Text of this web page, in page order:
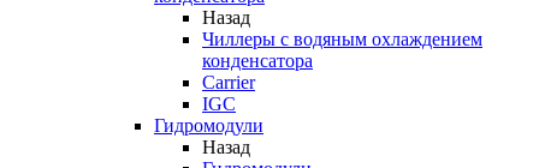
Назад
Чиллеры с водяным охлаждением
конденсатора
Carrier
IGC
Гидромодули
Назад